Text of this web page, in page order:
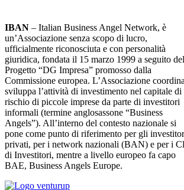
IBAN – Italian Business Angel Network, è
un’Associazione senza scopo di lucro,
ufficialmente riconosciuta e con personalità
giuridica, fondata il 15 marzo 1999 a seguito del
Progetto “DG Impresa” promosso dalla
Commissione europea. L’Associazione
sviluppa l’attività di investimento nel capitale di
rischio di piccole imprese da parte di investitori
informali (termine anglosassone “Business
Angels”). All’interno del contesto nazionale si
pone come punto di riferimento per gli
privati, per i network nazionali (BAN) e per i
di Investitori, mentre a livello europeo fa capo
BAE, Business Angels Europe.